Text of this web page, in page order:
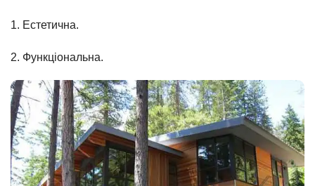
1. Естетична.
2. Функціональна.